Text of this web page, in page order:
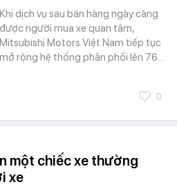
Khi dịch vụ sau bán hàng ngày càng
được người mua xe quan tâm,
Mitsubishi Motors Việt Nam tiếp tục
mở rộng hệ thống phân phối lên 76…
0
một chiếc xe thường
xe